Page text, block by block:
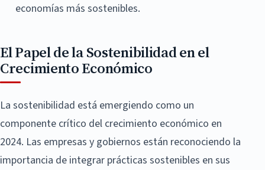
economías más sostenibles.
El Papel de la Sostenibilidad en el
Crecimiento Económico
La sostenibilidad está emergiendo como un
componente crítico del crecimiento económico en
2024. Las empresas y gobiernos están reconociendo la
importancia de integrar prácticas sostenibles en sus